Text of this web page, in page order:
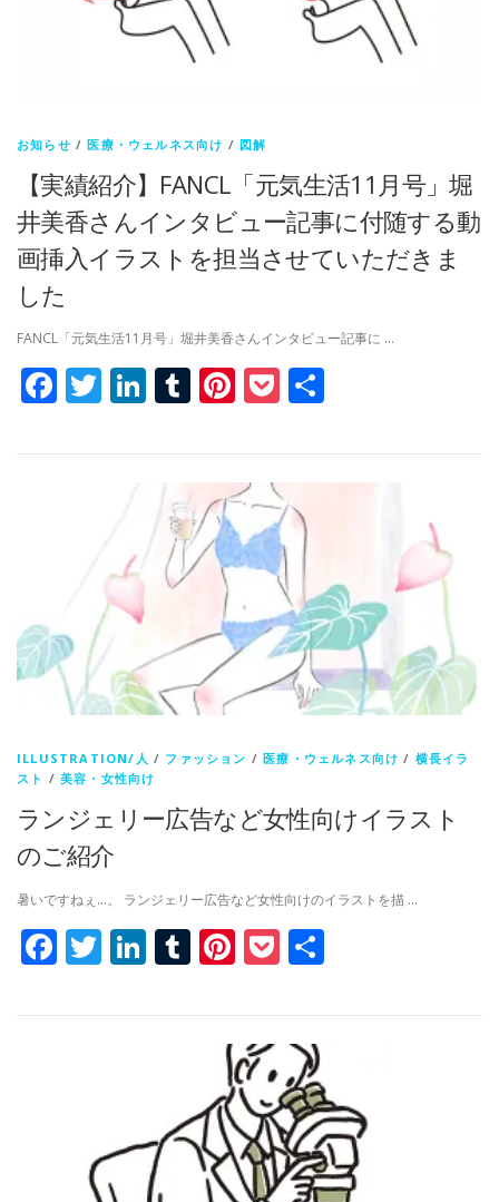
お知らせ /医療・ウェルネス向け /図解
【実績紹介】FANCL「元気生活11月号」堀
井美香さんインタビュー記事に付随する動
画挿入イラストを担当させていただきま
した
FANCL「元気生活11月号」堀井美香さんインタビュー記事に …
Facebook
Twitter
LinkedIn
Tumblr
Pinterest
Pocket
ILLUSTRATION/人 / ファッション /医療・ウェルネス向け / 横長イラ
スト /美容・女性向け
ランジェリー広告など女性向けイラスト
のご紹介
暑いですねぇ…。 ランジェリー広告など女性向けのイラストを描 …
Facebook
Twitter
LinkedIn
Tumblr
Pinterest
Pocket